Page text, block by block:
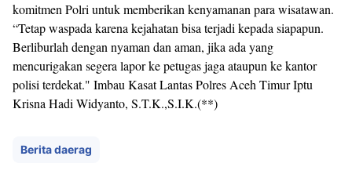
komitmen Polri untuk memberikan kenyamanan para wisatawan.
“Tetap waspada karena kejahatan bisa terjadi kepada siapapun.
Berliburlah dengan nyaman dan aman, jika ada yang
mencurigakan segera lapor ke petugas jaga ataupun ke kantor
polisi terdekat." Imbau Kasat Lantas Polres Aceh Timur Iptu
Krisna Hadi Widyanto, S.T.K.,S.I.K.(**)
Berita daerag